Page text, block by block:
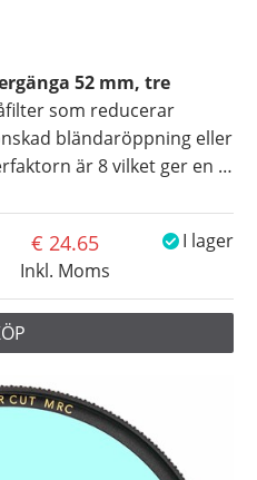
52 mm, tre
som reducerar
bländaröppning eller
är 8 vilket ger en …
Inkl. Moms
24.65 I lager